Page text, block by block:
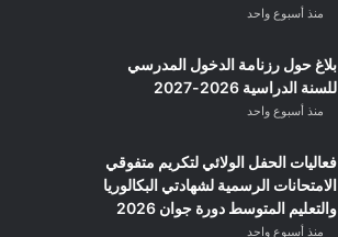
منذ أسبوع واحد
بلاغ حول رزنامة الدخول المدرسي
للسنة الدراسية 2026-2027
منذ أسبوع واحد
فعاليات الحفل الولائي لتكريم متفوقي
الامتحانات الرسمية لشهادتي البكالوريا
والتعليم المتوسط دورة جوان 2026
منذ أسبوع واحد